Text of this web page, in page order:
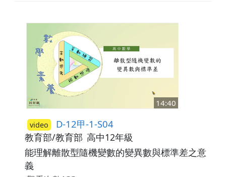
14:40
video D-12甲-1-S04
教育部/教育部 高中12年級
能理解離散型隨機變數的變異數與標準差之意
義